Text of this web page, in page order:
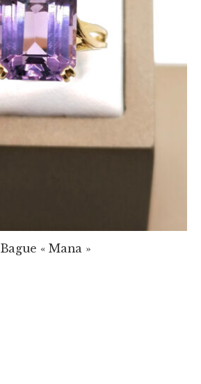
Bague « Mana »